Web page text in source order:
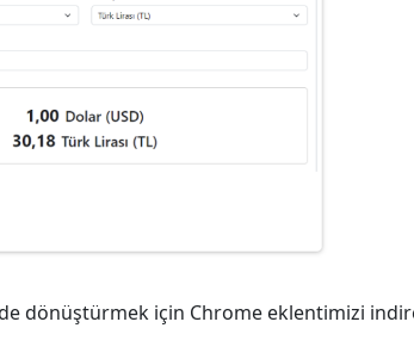
(C)
(USD)
dönüştürmek için Chrome eklentimizi